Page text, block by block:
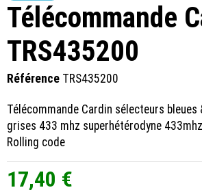
Télécommande
TRS435200
Référence TRS435200
Télécommande Cardin sélecteurs bleues
grises 433 mhz superhétérodyne
Rolling code
17,40 €